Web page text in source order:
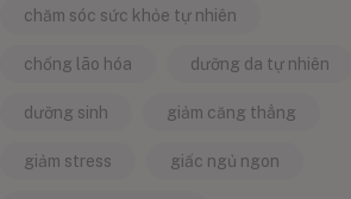
chăm sóc sức khỏe tự nhiên
chống lão hóa dưỡng da tự nhiên
dưỡng sinh giảm căng thẳng
giảm stress giấc ngủ ngon